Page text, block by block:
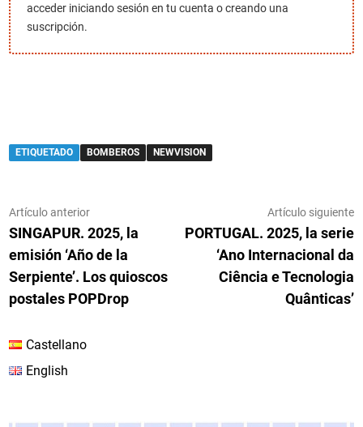
acceder iniciando sesión en tu cuenta o creando una
suscripción.
ETIQUETADO BOMBEROS NEWVISION
Navegación
de
entradas
Artículo anteriorArtículo
anterior:
SINGAPUR. 2025, la
emisión ‘Año de la
Serpiente’. Los quioscos
postales POPDrop
Artículo siguiente
PORTUGAL. 2025, la serie
‘Ano Internacional da
Ciência e Tecnologia
Quânticas’
Castellano
English